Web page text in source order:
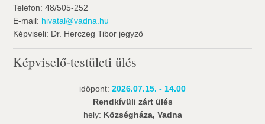
Telefon: 48/505-252
E-mail: hivatal@vadna.hu
Képviseli: Dr. Herczeg Tibor jegyző
Képviselő-testületi ülés
időpont: 2026.07.15. - 14.00
Rendkívüli zárt ülés
hely: Községháza, Vadna